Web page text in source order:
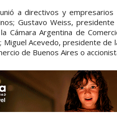
a directivos y
Gustavo Weiss,
Cámara Argentina de
Miguel Acevedo, presidente
de Buenos Aires o